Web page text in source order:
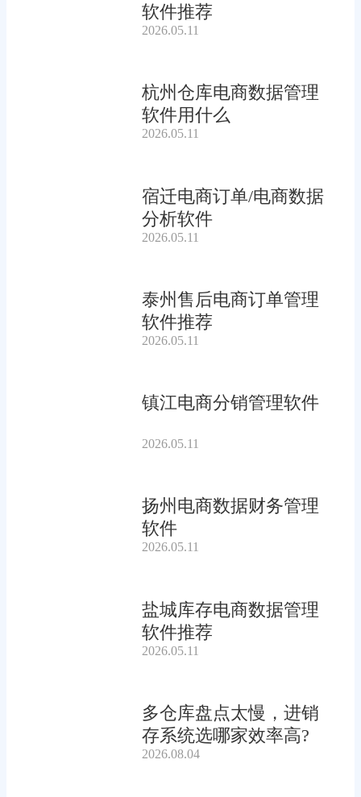
软件推荐
2026.05.11
杭州仓库电商数据管理
软件用什么
2026.05.11
宿迁电商订单/电商数据
分析软件
2026.05.11
泰州售后电商订单管理
软件推荐
2026.05.11
镇江电商分销管理软件
2026.05.11
扬州电商数据财务管理
软件
2026.05.11
盐城库存电商数据管理
软件推荐
2026.05.11
多仓库盘点太慢，进销
存系统选哪家效率高?
2026.08.04